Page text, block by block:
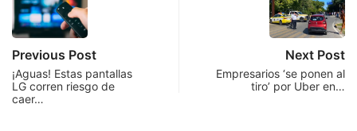
Previous Post
¡Aguas! Estas pantallas
LG corren riesgo de
caer…
Next Post
Empresarios ‘se ponen al
tiro’ por Uber en…